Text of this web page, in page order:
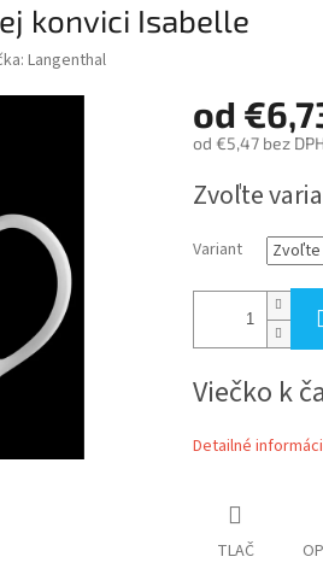
konvici Isabelle
Langenthal
od
od €5,47bez DPH
cena:
Zvoľte
Variant
Viečko k
Detailné
TLAČ